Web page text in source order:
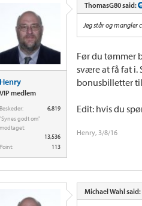
Henry
VIP medlem
Beskeder:
6,819
"Synes godt om"
modtaget:
13,536
Point:
113
ThomasG80 said:
Jeg står og mangler
Før du tømmer
svære at få fat i.
bonusbilletter
Edit: hvis du
Henry, 3/8/16
Michael Wahl said: